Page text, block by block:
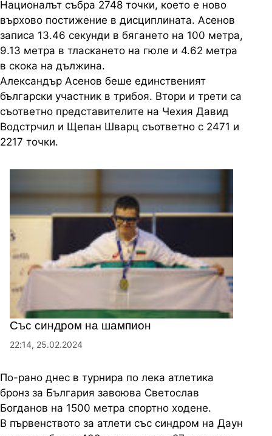
Националът събра 2748 точки, което е ново
върхово постижение в дисциплината. Асенов
записа 13.46 секунди в бягането на 100 метра,
9.13 метра в тласкането на гюле и 4.62 метра
в скока на дължина.
Александър Асенов беше единственият
български участник в трибоя. Втори и трети са
съответно представителите на Чехия Давид
Водстрчил и Щепан Шварц съответно с 2471 и
2217 точки.
Със синдром на шампион
22:14, 25.02.2024
По-рано днес в турнира по лека атлетика
бронз за България завоюва Светослав
Богданов на 1500 метра спортно ходене.
В първенството за атлети със синдром на Даун